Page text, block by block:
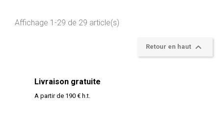
Affichage 1-29 de 29 article(s)
Retour en haut 
Livraison gratuite
A partir de 190 € h.t.